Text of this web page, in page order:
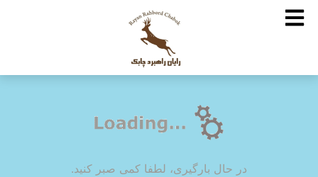
در حال بارگیری، لطفا کمی صبر کنید.